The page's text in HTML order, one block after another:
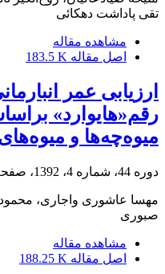
تقی پاداشت دهکائی
مشاهده مقاله
اصل مقاله 183.5 K
ارزیابی عمر
رقم«هایوارد»
میوه‌چه‌ها و میوه‌های
دوره 44، شماره 4، 1392، صفحه
مهسا عاشوری واجاری، محمود
صبوری
مشاهده مقاله
اصل مقاله 188.25 K